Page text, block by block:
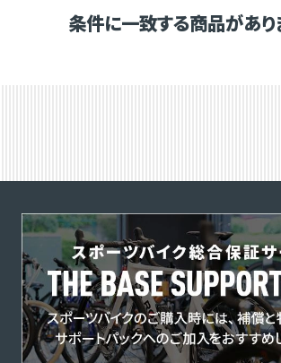
条件に一致する商品があり